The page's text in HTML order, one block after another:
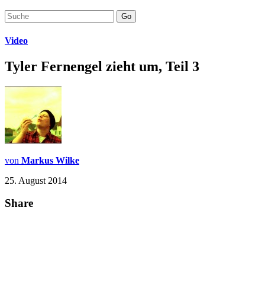
Go
Video
Tyler Fernengel zieht um, Teil 3
von Markus Wilke
25. August 2014
Share